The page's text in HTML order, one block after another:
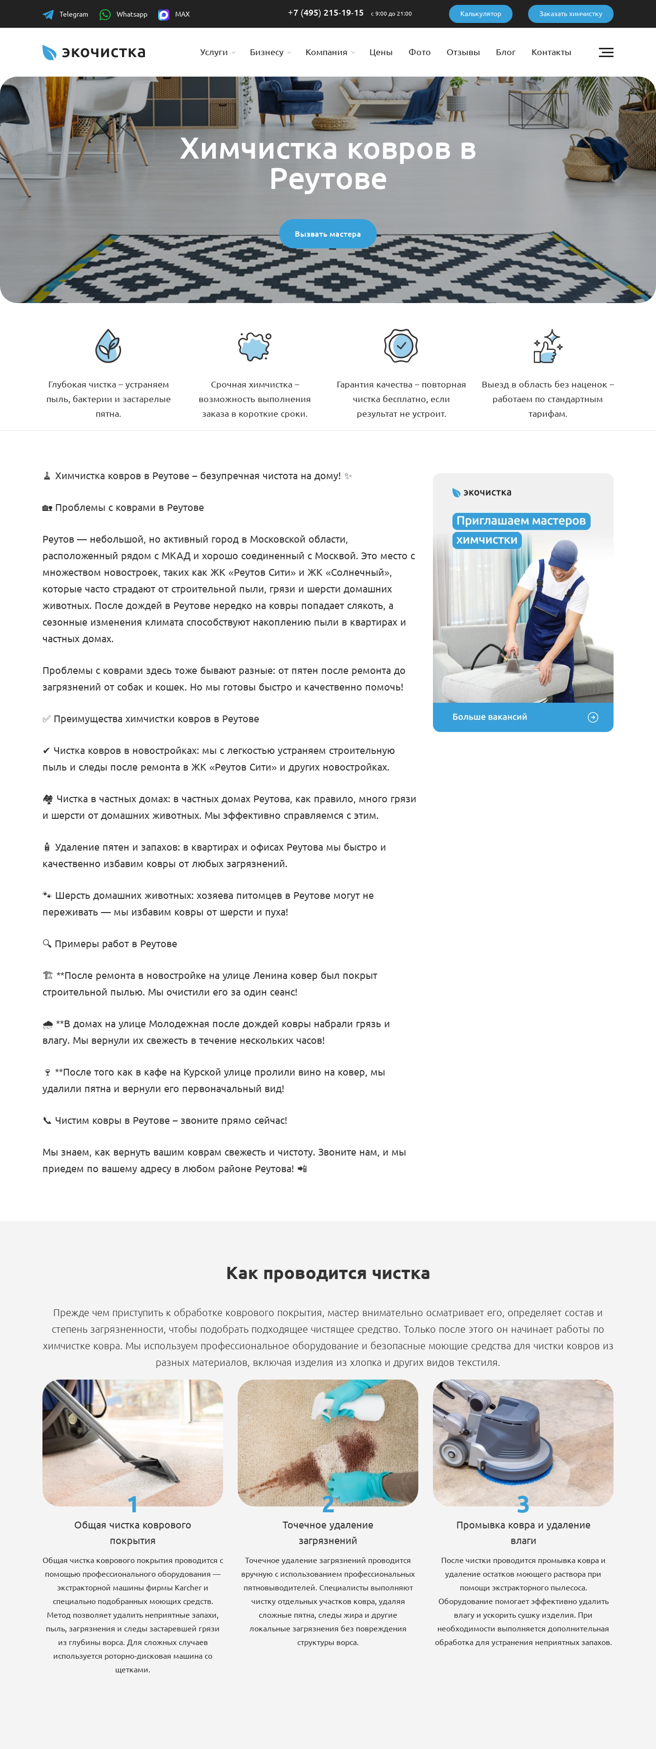
Telegram Whatsapp MAX Калькулятор Заказать химчистку
+7 (495) 215-19-15 с 9:00 до 21:00
Услуги Бизнесу Компания Цены Фото Отзывы Блог Контакты
Химчистка ковров в
Реутове
Вызвать мастера
Глубокая чистка – устраняем
пыль, бактерии и застарелые
пятна.
Срочная химчистка –
возможность выполнения
заказа в короткие сроки.
Гарантия качества – повторная
чистка бесплатно, если
результат не устроит.
Выезд в область без наценок –
работаем по стандартным
тарифам.
🧹 Химчистка ковров в Реутове – безупречная чистота на дому! ✨
🏡 Проблемы с коврами в Реутове
Реутов — небольшой, но активный город в Московской области,
расположенный рядом с МКАД и хорошо соединенный с Москвой. Это место с
множеством новостроек, таких как ЖК «Реутов Сити» и ЖК «Солнечный»,
которые часто страдают от строительной пыли, грязи и шерсти домашних
животных. После дождей в Реутове нередко на ковры попадает слякоть, а
сезонные изменения климата способствуют накоплению пыли в квартирах и
частных домах.
Проблемы с коврами здесь тоже бывают разные: от пятен после ремонта до
загрязнений от собак и кошек. Но мы готовы быстро и качественно помочь!
✅ Преимущества химчистки ковров в Реутове
✔ Чистка ковров в новостройках: мы с легкостью устраняем строительную
пыль и следы после ремонта в ЖК «Реутов Сити» и других новостройках.
🏘️ Чистка в частных домах: в частных домах Реутова, как правило, много грязи
и шерсти от домашних животных. Мы эффективно справляемся с этим.
🧴 Удаление пятен и запахов: в квартирах и офисах Реутова мы быстро и
качественно избавим ковры от любых загрязнений.
🐾 Шерсть домашних животных: хозяева питомцев в Реутове могут не
переживать — мы избавим ковры от шерсти и пуха!
🔍 Примеры работ в Реутове
🏗️ **После ремонта в новостройке на улице Ленина ковер был покрыт
строительной пылью. Мы очистили его за один сеанс!
🌧️ **В домах на улице Молодежная после дождей ковры набрали грязь и
влагу. Мы вернули их свежесть в течение нескольких часов!
🍷 **После того как в кафе на Курской улице пролили вино на ковер, мы
удалили пятна и вернули его первоначальный вид!
📞 Чистим ковры в Реутове – звоните прямо сейчас!
Мы знаем, как вернуть вашим коврам свежесть и чистоту. Звоните нам, и мы
приедем по вашему адресу в любом районе Реутова! 📲
Как проводится чистка
Прежде чем приступить к обработке коврового покрытия, мастер внимательно осматривает его, определяет состав и
степень загрязненности, чтобы подобрать подходящее чистящее средство. Только после этого он начинает работы по
химчистке ковра. Мы используем профессиональное оборудование и безопасные моющие средства для чистки ковров из
разных материалов, включая изделия из хлопка и других видов текстиля.
1
Общая чистка коврового
покрытия
Общая чистка коврового покрытия проводится с
помощью профессионального оборудования —
экстракторной машины фирмы Karcher и
специально подобранных моющих средств.
Метод позволяет удалить неприятные запахи,
пыль, загрязнения и следы застаревшей грязи
из глубины ворса. Для сложных случаев
используется роторно-дисковая машина со
щетками.
2
Точечное удаление
загрязнений
Точечное удаление загрязнений проводится
вручную с использованием профессиональных
пятновыводителей. Специалисты выполняют
чистку отдельных участков ковра, удаляя
сложные пятна, следы жира и другие
локальные загрязнения без повреждения
структуры ворса.
3
Промывка ковра и удаление
влаги
После чистки проводится промывка ковра и
удаление остатков моющего раствора при
помощи экстракторного пылесоса.
Оборудование помогает эффективно удалить
влагу и ускорить сушку изделия. При
необходимости выполняется дополнительная
обработка для устранения неприятных запахов.